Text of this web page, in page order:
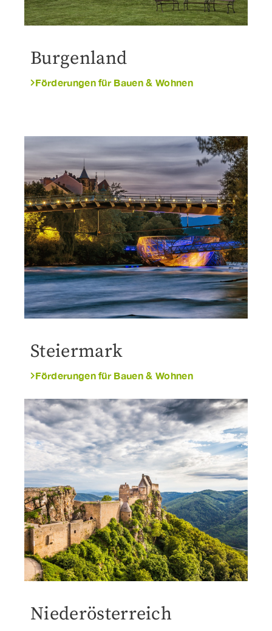
Burgenland
Förderungen für Bauen & Wohnen
Steiermark
Förderungen für Bauen & Wohnen
Niederösterreich